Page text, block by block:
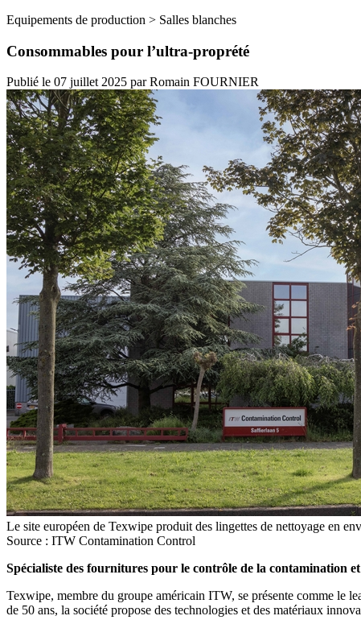
Equipements de production > Salles blanches
Consommables pour l’ultra-proprété
Publié le 07 juillet 2025 parRomain FOURNIER
Le site européen de Texwipe produit des lingettes de nettoyage en
Source : ITW Contamination Control
Spécialiste des fournitures pour le contrôle de la contamination
Texwipe, membre du groupe américain ITW, se présente comme le
de 50 ans, la société propose des technologies et des matériaux